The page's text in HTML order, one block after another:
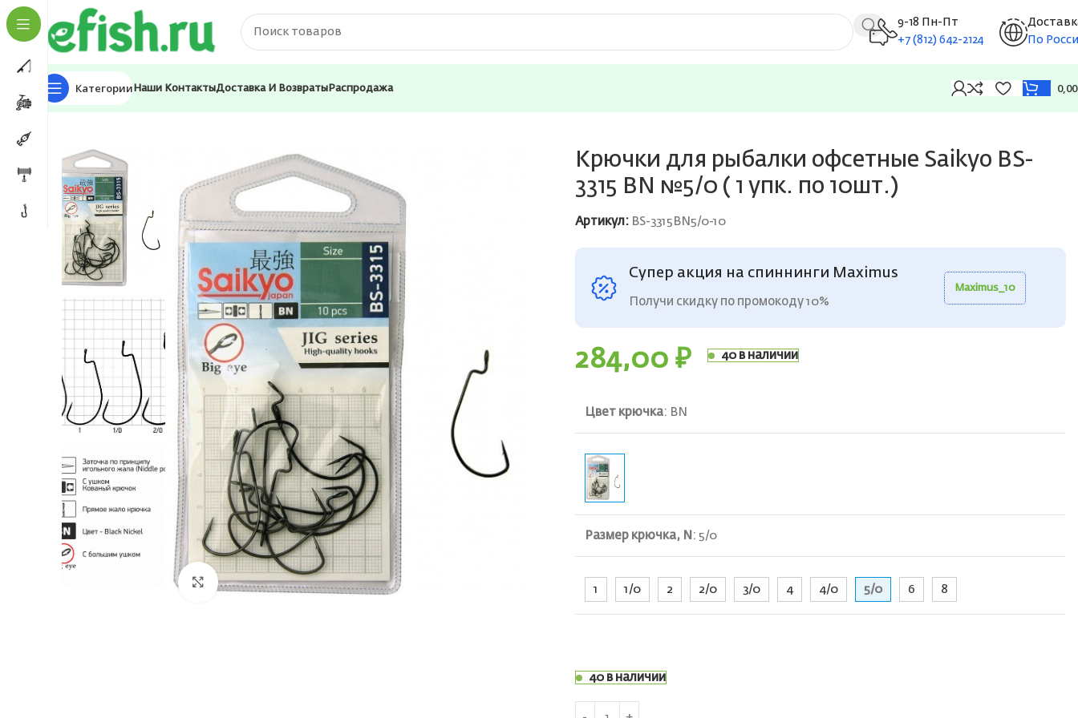
9-18 Пн-Пт
+7 (812) 642-2124
По
Категории Наши КонтактыДоставка И Возвраты Распродажа
Главная Оснастка и фурнитура
Нажмите, чтобы увеличить
Крючки для рыбалки офсетные Saikyo BS-
3315 BN №5/0 ( 1 упк. по 10шт.)
Артикул: BS-3315BN5/0-10
Супер акция на спиннинги Maximus
Получи скидку по промокоду 10%
Maximus_10
284,00 ₽ 40 в наличии
Цвет крючка: BN
Размер крючка, N : 5/0
1 1/0 2 2/0 3/0 4 4/0 5/0 6 8
40 в наличии